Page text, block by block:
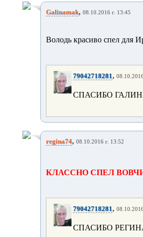
Galinamak, 08.10.2016 г. 13:45
Володь красиво спел для
79042718281,
СПАСИБО
regina74, 08.10.2016 г. 13:52
КЛАССНО СПЕЛ
79042718281,
СПАСИБО